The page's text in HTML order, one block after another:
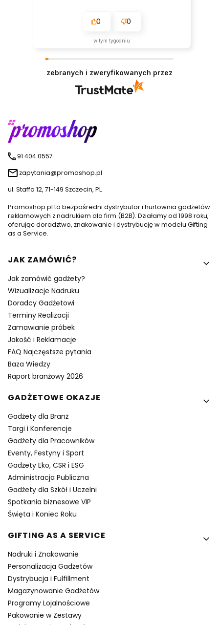
0 0
w tym tygodniu
zebranych i zweryfikowanych przez
91 404 0557
zapytania@promoshop.pl
ul. Staffa 12, 71-149 Szczecin, PL
Promoshop.pl to bezpośredni dystrybutor i hurtownia gadżetów
reklamowych z nadrukiem dla firm (B2B). Działamy od 1998 roku,
oferując doradztwo, znakowanie i dystrybucję w modelu Gifting
as a Service.
Linki w stopce
JAK ZAMÓWIĆ?
Jak zamówić gadżety?
Wizualizacje Nadruku
Doradcy Gadżetowi
Terminy Realizacji
Zamawianie próbek
Jakość i Reklamacje
FAQ Najczęstsze pytania
Baza Wiedzy
Raport branżowy 2026
GADŻETOWE OKAZJE
Gadżety dla Branż
Targi i Konferencje
Gadżety dla Pracowników
Eventy, Festyny i Sport
Gadżety Eko, CSR i ESG
Administracja Publiczna
Gadżety dla Szkół i Uczelni
Spotkania biznesowe VIP
Święta i Koniec Roku
GIFTING AS A SERVICE
Nadruki i Znakowanie
Personalizacja Gadżetów
Dystrybucja i Fulfillment
Magazynowanie Gadżetów
Programy Lojalnościowe
Pakowanie w Zestawy